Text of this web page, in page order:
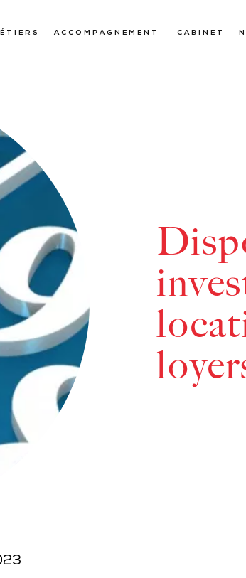
ACCOMPAGNEMENT CABINET